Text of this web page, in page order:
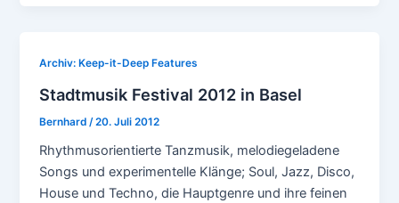
Archiv: Keep-it-Deep Features
Stadtmusik Festival 2012 in Basel
Bernhard /20. Juli 2012
Rhythmusorientierte Tanzmusik, melodiegeladene
Songs und experimentelle Klänge; Soul, Jazz, Disco,
House und Techno, die Hauptgenre und ihre feinen